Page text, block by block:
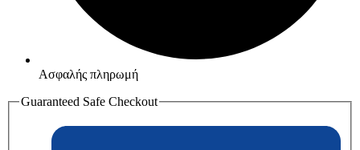
Ασφαλής πληρωμή
Guaranteed Safe Checkout